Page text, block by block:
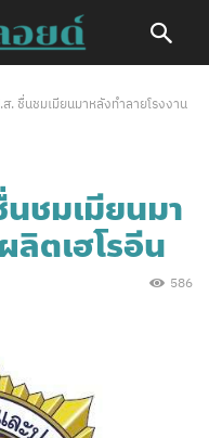
ส. ชื่นชมเมียนมาหลังทำลายโรงงาน
นชมเมียนมา
ลิตเฮโรอีน
586